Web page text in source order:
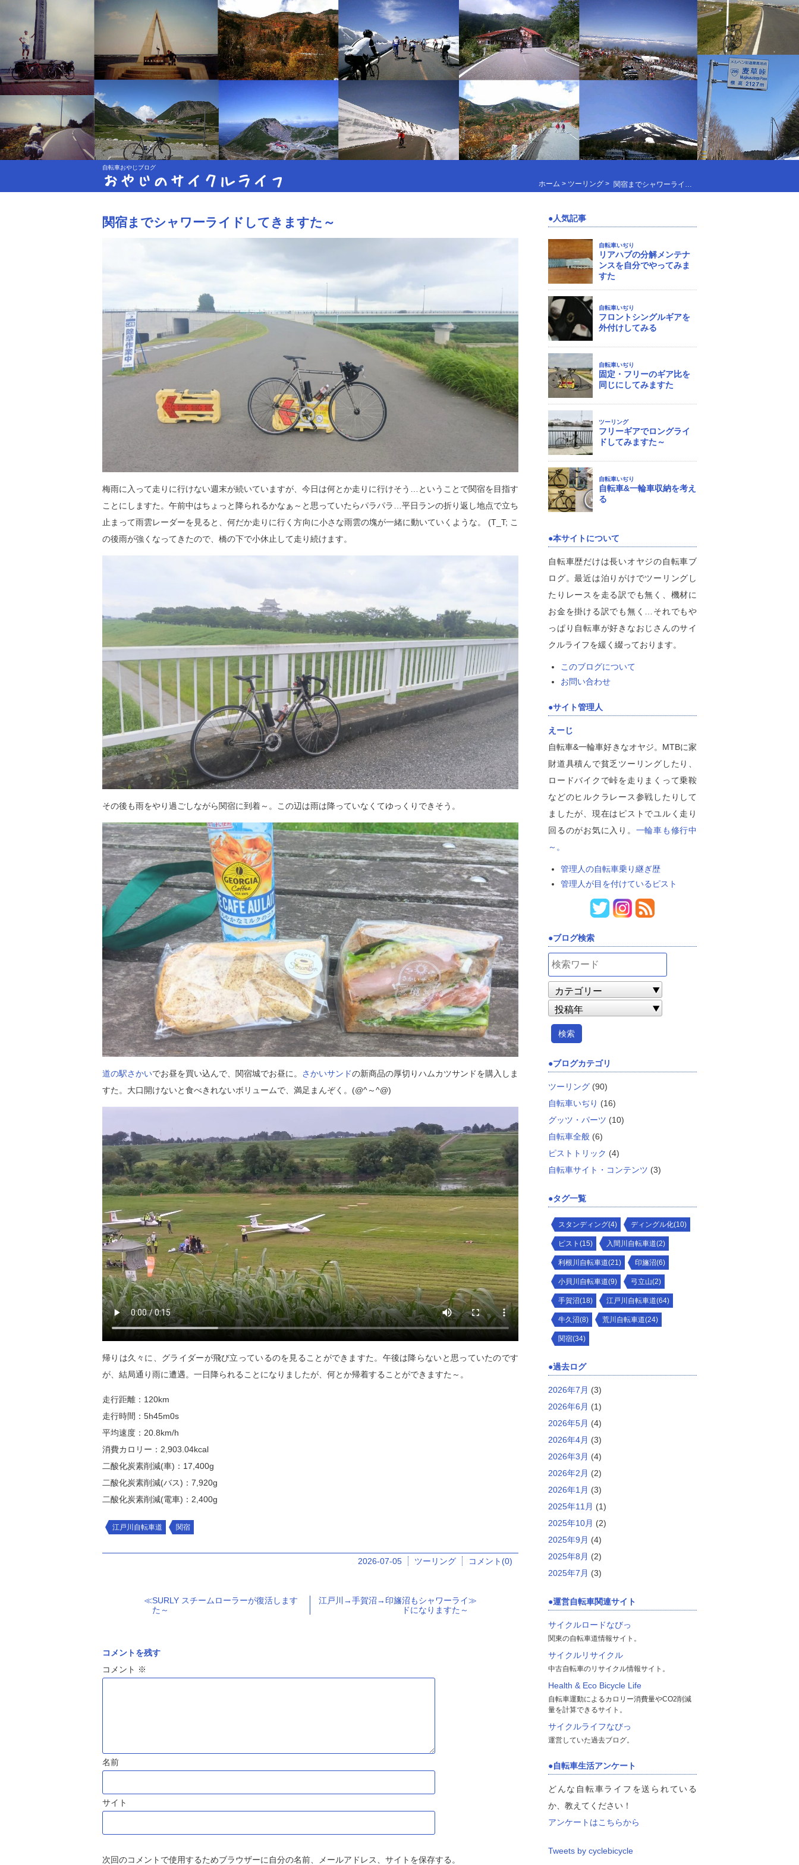
自転車おやじブログ
おやじのサイクルライフ ホーム > ツーリング >
関宿までシャワーライドしてきますた～
梅雨に入って走りに行けない週末が続いていますが、今日は何とか走りに行けそう…ということで関宿を目指す
ことにしますた。午前中はちょっと降られるかなぁ～と思っていたらパラパラ…平日ランの折り返し地点で立ち
止まって雨雲レーダーを見ると、何だか走りに行く方向に小さな雨雲の塊が一緒に動いていくような。 (T_T; こ
の後雨が強くなってきたので、橋の下で小休止して走り続けます。
その後も雨をやり過ごしながら関宿に到着～。この辺は雨は降っていなくてゆっくりできそう。
道の駅さかいでお昼を買い込んで、関宿城でお昼に。 さかいサンドの新商品の厚切りハムカツサンドを購入しま
すた。大口開けないと食べきれないボリュームで、満足まんぞく。(@^～^@)
帰りは久々に、グライダーが飛び立っているのを見ることができますた。午後は降らないと思っていたのです
が、結局通り雨に遭遇。一日降られることになりましたが、何とか帰着することができますた～。
走行距離：120km
走行時間：5h45m0s
平均速度：20.8km/h
消費カロリー：2,903.04kcal
二酸化炭素削減(車)：17,400g
二酸化炭素削減(バス)：7,920g
二酸化炭素削減(電車)：2,400g
江戸川自転車道 関宿
2026-07-05 ツーリング コメント(0)
SURLY スチームローラーが復活します
た～
江戸川→手賀沼→印旛沼もシャワーライ
ドになりますた～
コメントを残す
コメント ※
名前
サイト
次回のコメントで使用するためブラウザーに自分の名前、メールアドレス、サイトを保存する。
人気記事
自転車いぢり
リアハブの分解メンテナ
ンスを自分でやってみま
すた
自転車いぢり
フロントシングルギアを
外付けしてみる
自転車いぢり
固定・フリーのギア比を
同じにしてみますた
ツーリング
フリーギアでロングライ
ドしてみますた～
自転車いぢり
自転車&一輪車収納を考え
る
本サイトについて
自転車歴だけは長いオヤジの自転車ブ
ログ。最近は泊りがけでツーリングし
たりレースを走る訳でも無く、機材に
お金を掛ける訳でも無く…それでもや
っぱり自転車が好きなおじさんのサイ
クルライフを緩く綴っております。
このブログについて
お問い合わせ
サイト管理人
えーじ
自転車&一輪車好きなオヤジ。MTBに家
財道具積んで貧乏ツーリングしたり、
ロードバイクで峠を走りまくって乗鞍
などのヒルクラレース参戦したりして
ましたが、現在はピストでユルく走り
回るのがお気に入り。 一輪車も修行中
～。
管理人の自転車乗り継ぎ歴
管理人が目を付けているピスト
ブログ検索
ブログカテゴリ
ツーリング (90)
自転車いぢり (16)
グッツ・パーツ (10)
自転車全般 (6)
ピストトリック (4)
自転車サイト・コンテンツ (3)
タグ一覧
スタンディング(4) ディングル化(10)
ピスト(15) 入間川自転車道(2)
利根川自転車道(21) 印旛沼(6)
小貝川自転車道(9) 弓立山(2)
手賀沼(18) 江戸川自転車道(64)
牛久沼(8) 荒川自転車道(24)
関宿(34)
過去ログ
2026年7月 (3)
2026年6月 (1)
2026年5月 (4)
2026年4月 (3)
2026年3月 (4)
2026年2月 (2)
2026年1月 (3)
2025年11月 (1)
2025年10月 (2)
2025年9月 (4)
2025年8月 (2)
2025年7月 (3)
運営自転車関連サイト
サイクルロードなびっ
関東の自転車道情報サイト。
サイクルリサイクル
中古自転車のリサイクル情報サイト。
Health & Eco Bicycle Life
自転車運動によるカロリー消費量やCO2削減
量を計算できるサイト。
サイクルライフなびっ
運営していた過去ブログ。
自転車生活アンケート
どんな自転車ライフを送られている
か、教えてください！
アンケートはこちらから
Tweets by cyclebicycle